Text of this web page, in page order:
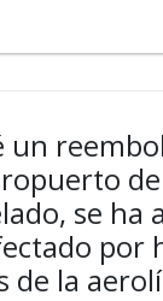
un
se ha
por
de la